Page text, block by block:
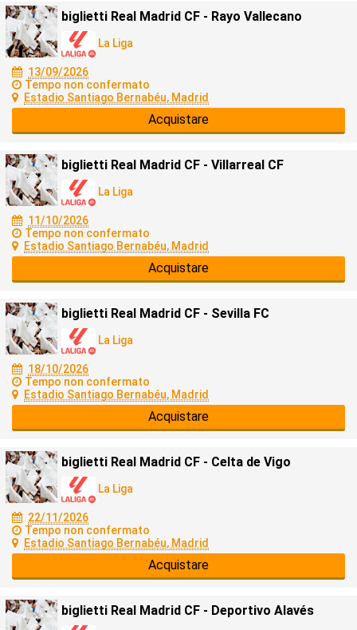
biglietti Real Madrid CF - Rayo Vallecano
La Liga
13/09/2026
Tempo non confermato
Estadio Santiago Bernabéu, Madrid
Acquistare
biglietti Real Madrid CF - Villarreal CF
La Liga
11/10/2026
Tempo non confermato
Estadio Santiago Bernabéu, Madrid
Acquistare
biglietti Real Madrid CF - Sevilla FC
La Liga
18/10/2026
Tempo non confermato
Estadio Santiago Bernabéu, Madrid
Acquistare
biglietti Real Madrid CF - Celta de Vigo
La Liga
22/11/2026
Tempo non confermato
Estadio Santiago Bernabéu, Madrid
Acquistare
biglietti Real Madrid CF - Deportivo Alavés